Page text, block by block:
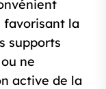
favorisant la
supports
ne
active de la